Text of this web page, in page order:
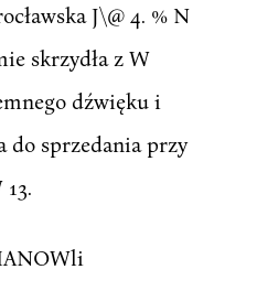
J\@ 4. % N
skrzydła z W
dźwięku i
do sprzedania przy